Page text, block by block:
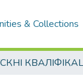
& Collections